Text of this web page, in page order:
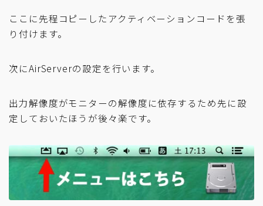
ここに先程コピーしたアクティベーションコードを張
り付けます。
次にAirServerの設定を行います。
出力解像度がモニターの解像度に依存するため先に設
定しておいたほうが後々楽です。